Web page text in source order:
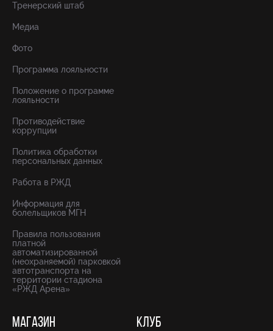
Тренерский штаб
Медиа
Фото
Программа лояльности
Положение о программе
лояльности
Противодействие
коррупции
Политика обработки
персональных данных
Работа в РЖД
Информация для
болельщиков МГН
Правила пользования
платной
автоматизированной
(неохраняемой) парковкой
автотранспорта на
территории стадиона
«РЖД Арена»
МАГАЗИН КЛУБ